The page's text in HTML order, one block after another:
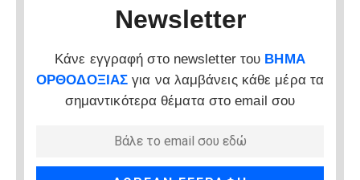
Newsletter
Κάνε εγγραφή στο newsletter του ΒΗΜΑ
ΟΡΘΟΔΟΞΙΑΣ για να λαμβάνεις κάθε μέρα τα
σημαντικότερα θέματα στο email σου